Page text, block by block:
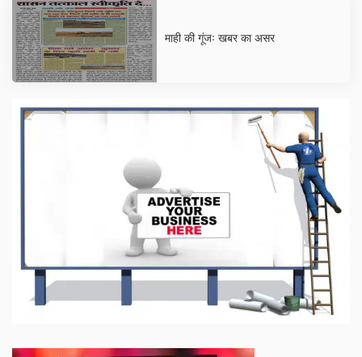
माही की गूंजः खबर का असर